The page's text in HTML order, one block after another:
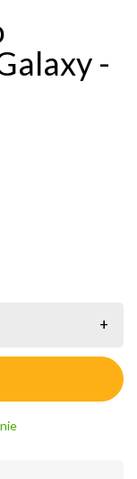
-
+